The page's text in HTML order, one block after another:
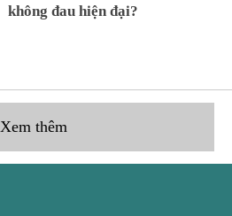
không đau hiện đại?
Xem thêm